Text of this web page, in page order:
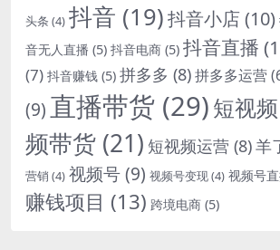
头条 (4) 抖音 (19)抖音小店(10)
音无人直播 (5) 抖音电商 (5) 抖音直播
(7) 抖音赚钱 (5) 拼多多 (8)拼多多运营
(9)直播带货 (29)短视频
频带货 (21) 短视频运营 (8)羊
营销 (4) 视频号(9) 视频号变现(4) 视频号
赚钱项目 (13) 跨境电商 (5)